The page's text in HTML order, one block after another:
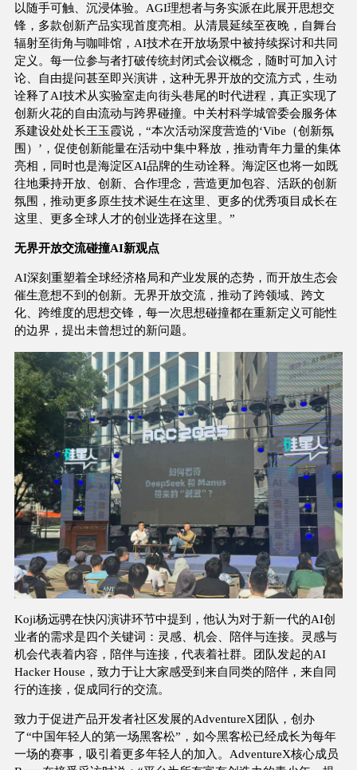
以随手可触、沉浸体验。AGI理想者与务实派在此展开思想交
锋，多款创新产品实现首度亮相。从清晨延续至夜晚，自舞台
辐射至街角与咖啡馆，AI技术在开放场景中被持续探讨和共同
定义。每一位参与者打破传统封闭式会议概念，随时可加入讨
论、自由提问甚至即兴演讲，这种无界开放的交流方式，生动
诠释了AI技术从实验室走向街头巷尾的时代进程，真正实现了
创新火花的自由流动与跨界碰撞。中关村科学城管委会服务体
系建设处处长王玉霞说，“本次活动深度营造的‘Vibe（创新氛
围）’，促使创新能量在活动中集中释放，推动青年力量的集体
亮相，同时也是海淀区AI品牌的生动诠释。海淀区也将一如既
往地秉持开放、创新、合作理念，营造更加包容、活跃的创新
氛围，推动更多原生技术诞生在这里、更多的优秀项目成长在
这里、更多全球人才的创业选择在这里。”
无界开放交流碰撞AI新观点
AI深刻重塑着全球经济格局和产业发展的态势，而开放生态会
催生意想不到的创新。无界开放交流，推动了跨领域、跨文
化、跨维度的思想交锋，每一次思想碰撞都在重新定义可能性
的边界，提出未曾想过的新问题。
Koji杨远骋在快闪演讲环节中提到，他认为对于新一代的AI创
业者的需求是四个关键词：灵感、机会、陪伴与连接。灵感与
机会代表着内容，陪伴与连接，代表着社群。团队发起的AI
Hacker House，致力于让大家感受到来自同类的陪伴，来自同
行的连接，促成同行的交流。
致力于促进产品开发者社区发展的AdventureX团队，创办
了“中国年轻人的第一场黑客松”，如今黑客松已经成长为每年
一场的赛事，吸引着更多年轻人的加入。AdventureX核心成员